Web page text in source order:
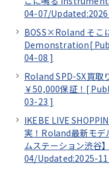
04-07/
BOSS×Roland そ
Demonstration[
04-08 ]
Roland SPD-SX買取
￥50,000保証！[
03-23 ]
IKEBE LIVE
実！Roland最新モ
ムステーション渋谷
04/Updated:2025-